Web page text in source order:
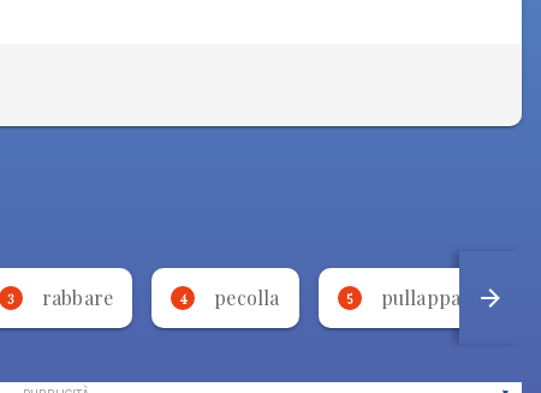
3 rabbare 4 pecolla 5 pullappare